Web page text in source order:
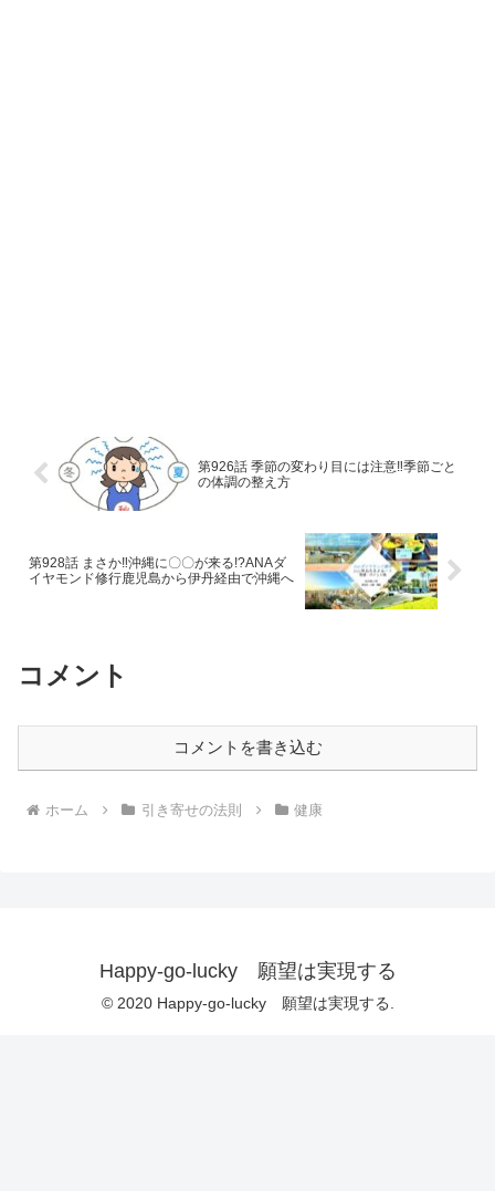
第926話 季節の変わり目には注意‼季節ごと
の体調の整え方
第928話 まさか‼沖縄に〇〇が来る!?ANAダ
イヤモンド修行鹿児島から伊丹経由で沖縄へ
コメント
コメントを書き込む
ホーム 引き寄せの法則 健康
Happy-go-lucky 願望は実現する
© 2020 Happy-go-lucky 願望は実現する.